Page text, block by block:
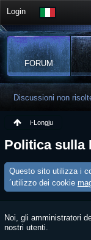
Login
FORUM
Discussioni non
i-Longju
Politica sulla
Questo sito utilizza i
´utilizzo dei cookie
Noi, gli amministratori
nostri utenti.